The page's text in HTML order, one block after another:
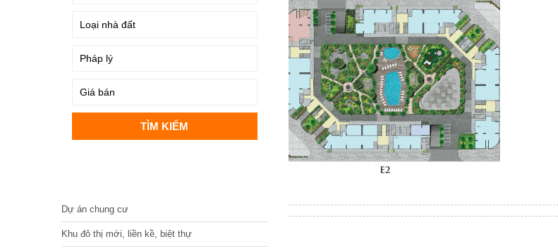
Dự án chung cư
Khu đô thị mới, liền kề, biệt thự